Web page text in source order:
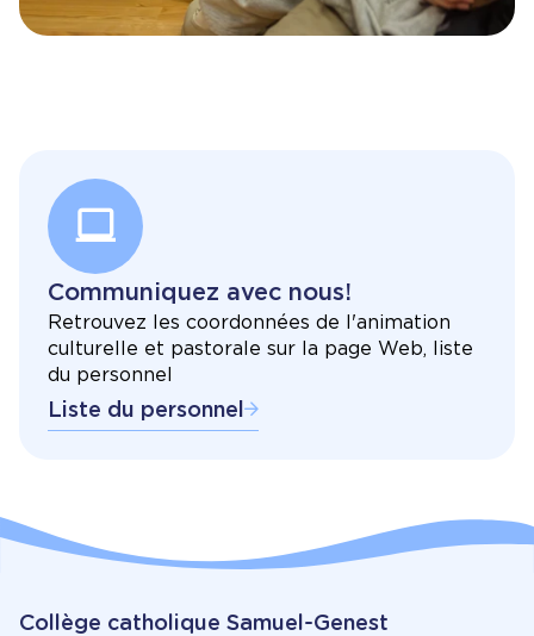
Communiquez avec nous!
Retrouvez les coordonnées de l'animation
culturelle et pastorale sur la page Web, liste
du personnel
Liste du personnel
Collège catholique Samuel-Genest